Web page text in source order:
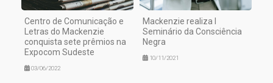
Centro de Comunicação e
Letras do Mackenzie
conquista sete prêmios na
Expocom Sudeste
03/06/2022
Mackenzie realiza I
Seminário da Consciência
Negra
10/11/2021